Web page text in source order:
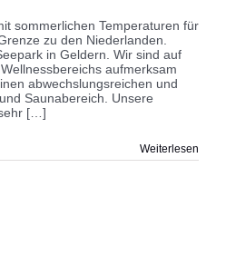
sommerlichen Temperaturen für
zu den Niederlanden.
in Geldern. Wir sind auf
aufmerksam
abwechslungsreichen und
Saunabereich. Unsere
[…]
Weiterlesen